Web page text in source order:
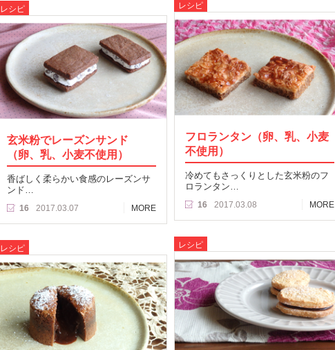
レシピ
フロランタン（卵、乳、小麦
不使用）
冷めてもさっくりとした玄米粉のフ
ロランタン…
16 2017.03.08 MORE
レシピ
玄米粉でレーズンサンド
（卵、乳、小麦不使用）
香ばしく柔らかい食感のレーズンサ
ンド…
16 2017.03.07
MORE
レシピ
レシピ